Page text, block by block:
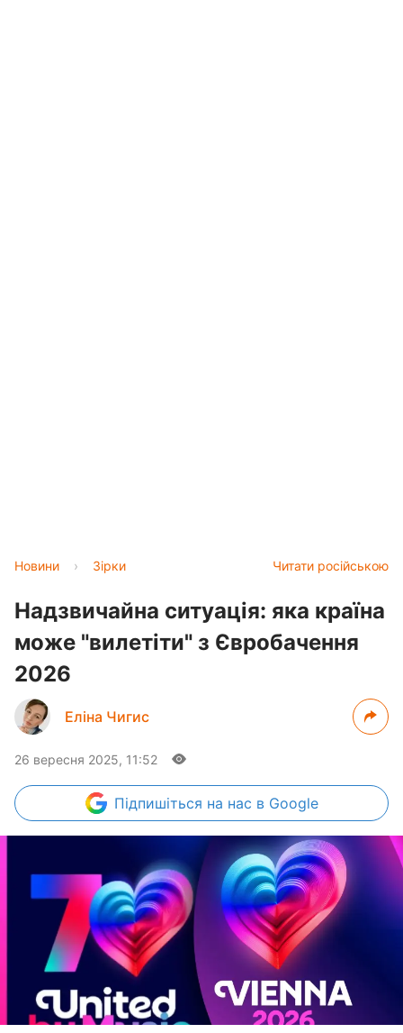
Читати російською
Новини › Зірки
Надзвичайна ситуація: яка країна
може "вилетіти" з Євробачення
2026
Еліна Чигис
26 вересня 2025, 11:52
Підпишіться на нас в Google